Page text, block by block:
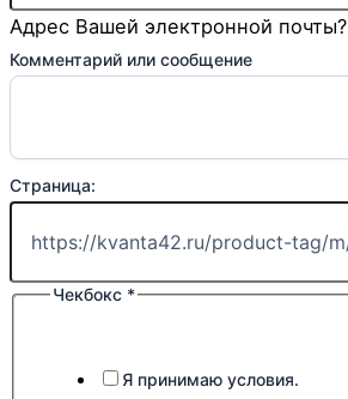
Адрес Вашей электронной почты?
Комментарий или сообщение
Страница:
Чекбокс *
Я принимаю условия.